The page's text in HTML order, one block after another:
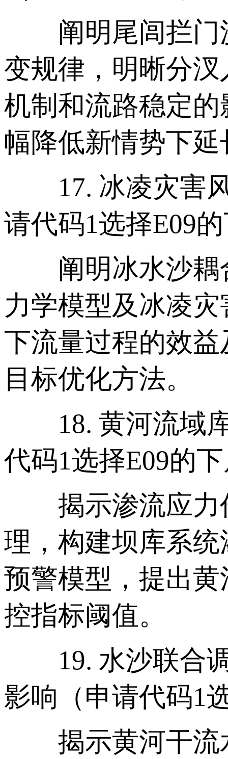
阐明尾闾拦门
变规律，明晰分
机制和流路稳定
幅降低新情势下
17. 冰凌灾害风
请代码1选择E09
阐明冰水沙耦
力学模型及冰凌
下流量过程的效
目标优化方法。
18. 黄河流域库
代码1选择E09的
揭示渗流应力
理，构建坝库系
预警模型，提出
控指标阈值。
19. 水沙联合调
影响（申请代码1
揭示黄河干流